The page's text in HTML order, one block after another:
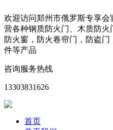
欢迎访问郑州市俄罗斯专享
营各种钢质防火门、木质防火
防火窗，防火卷帘门，防盗
件等产品
咨询服务热线
13303831626
首页